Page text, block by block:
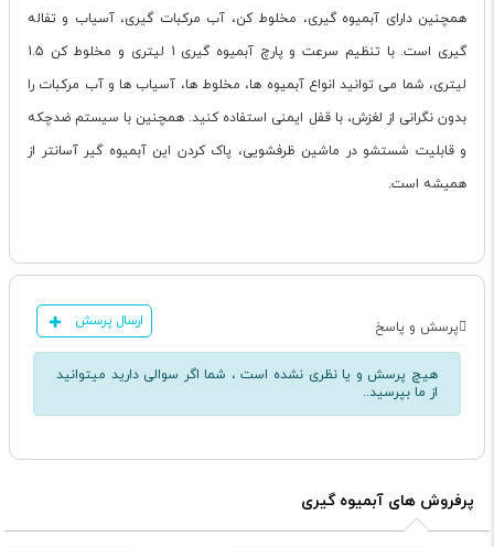
همچنین دارای آبمیوه گیری، مخلوط کن، آب مرکبات گیری، آسیاب و تفاله
گیری است. با تنظیم سرعت و پارچ آبمیوه گیری 1 لیتری و مخلوط کن 1.5
لیتری، شما می توانید انواع آبمیوه ها، مخلوط ها، آسیاب ها و آب مرکبات را
بدون نگرانی از لغزش، با قفل ایمنی استفاده کنید. همچنین با سیستم ضدچکه
و قابلیت شستشو در ماشین ظرفشویی، پاک کردن این آبمیوه گیر آسانتر از
همیشه است.
پرسش و پاسخ ارسال پرسش
هیچ پرسش و یا نظری نشده است ، شما اگر سوالی دارید میتوانید
از ما بپرسید..
پرفروش های آبمیوه گیری